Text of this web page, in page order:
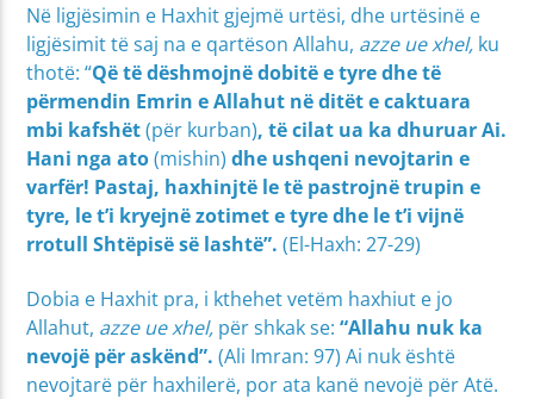
Në ligjësimin e Haxhit gjejmë urtësi, dhe urtësinë e
ligjësimit të saj na e qartëson Allahu, azze ue xhel, ku
thotë: “Që të dëshmojnë dobitë e tyre dhe të
përmendin Emrin e Allahut në ditët e caktuara
mbi kafshët(për kurban), të cilat ua ka dhuruar Ai.
Hani nga ato(mishin) dhe ushqeni nevojtarin e
varfër! Pastaj, haxhinjtë le të pastrojnë trupin e
tyre, le t’i kryejnë zotimet e tyre dhe le t’i vijnë
rrotull Shtëpisë së lashtë”.(El-Haxh: 27-29)
Dobia e Haxhit pra, i kthehet vetëm haxhiut e jo
Allahut, azze ue xhel, për shkak se:“Allahu nuk ka
nevojë për askënd”.(Ali Imran: 97) Ai nuk është
nevojtarë për haxhilerë, por ata kanë nevojë për Atë.